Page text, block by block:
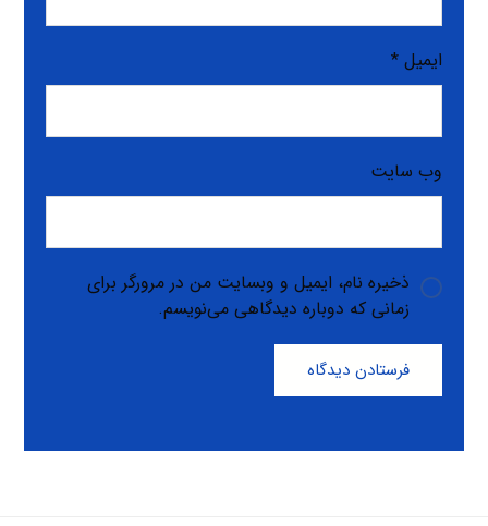
ایمیل*
وب‌ سایت
ذخیره نام، ایمیل و وبسایت من در مرورگر برای
زمانی که دوباره دیدگاهی می‌نویسم.
فرستادن دیدگاه